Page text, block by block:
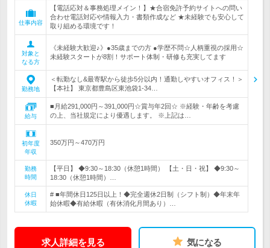
仕事内容
【電話応対＆事務処理メイン！】★合宿免許予約サイトへの問い
合わせ電話対応や情報入力・書類作成など ★未経験でも安心して
取り組める環境です！
対象と
なる方
《未経験大歓迎♪》●35歳までの方 ●学歴不問☆人柄重視の採用☆
未経験スタートが8割！サポート体制・研修も充実してます
勤務地
＜転勤なし&最寄駅から徒歩5分以内！通勤しやすいオフィス！＞
【本社】 東京都豊島区東池袋1-34…
給与
■月給291,000円～391,000円☆賞与年2回☆ ※経験・年齢を考慮
の上、当社規定により優遇します。 ※上記は…
初年度
年収
350万円～470万円
勤務
時間
【平日】 ◆9:30～18:30（休憩1時間） 【土・日・祝】 ◆9:30～
18:30（休憩1時間）…
休日
休暇
# ■年間休日125日以上！◆完全週休2日制（シフト制）◆年末年
始休暇◆有給休暇（有休消化月間あり）…
求人詳細を見る 気になる